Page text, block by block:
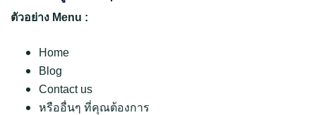
ตัวอย่าง Menu :
Home
Blog
Contact us
หรืออื่นๆ ที่คุณต้องการ